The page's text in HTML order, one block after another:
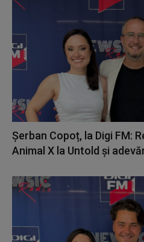
Șerban Copoț, la Digi FM:
Animal X la Untold și